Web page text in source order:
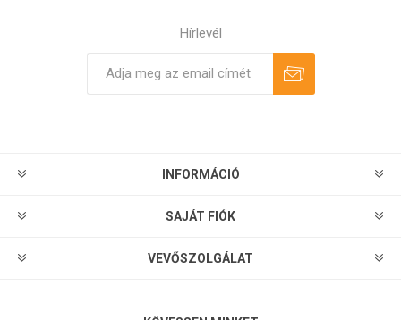
Hírlevél
INFORMÁCIÓ
SAJÁT FIÓK
VEVŐSZOLGÁLAT